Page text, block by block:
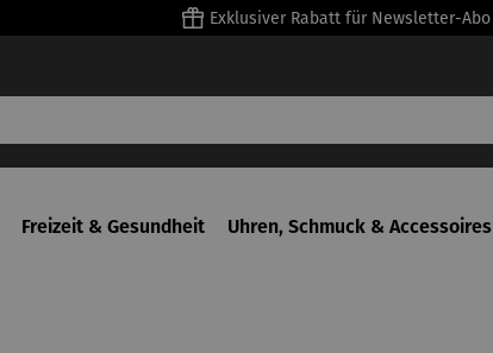
Exklusiver Rabatt für Newsletter-Abo
Freizeit & Gesundheit Uhren, Schmuck & Accessoires